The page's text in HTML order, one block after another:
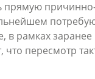
прямую
в рамках заранее
пересмотр